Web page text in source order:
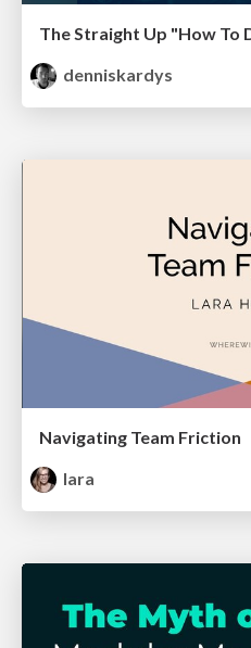
The Straight Up "How
denniskardys
Navigating Team Friction
lara